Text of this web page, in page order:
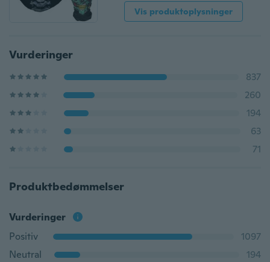
Vis produktoplysninger
Vurderinger
837
260
194
63
71
Produktbedømmelser
Vurderinger
Positiv
1097
Neutral
194